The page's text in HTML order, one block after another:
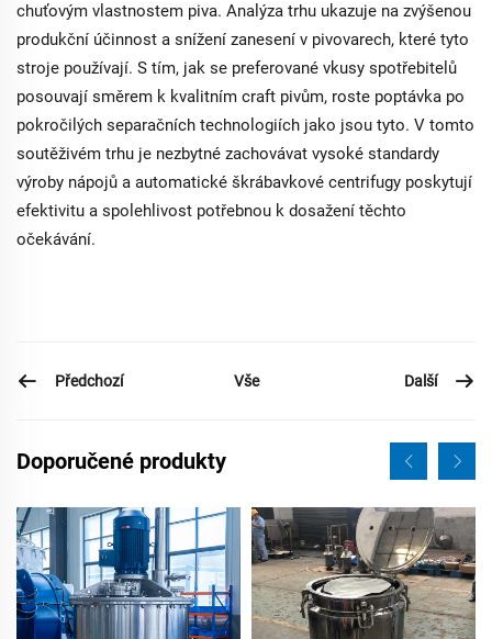
chuťovým vlastnostem piva. Analýza trhu ukazuje na zvýšenou
produkční účinnost a snížení zanesení v pivovarech, které tyto
stroje používají. S tím, jak se preferované vkusy spotřebitelů
posouvají směrem k kvalitním craft pivům, roste poptávka po
pokročilých separačních technologiích jako jsou tyto. V tomto
soutěživém trhu je nezbytné zachovávat vysoké standardy
výroby nápojů a automatické škrábavkové centrifugy poskytují
efektivitu a spolehlivost potřebnou k dosažení těchto
očekávání.
Předchozí Vše Další
Doporučené produkty